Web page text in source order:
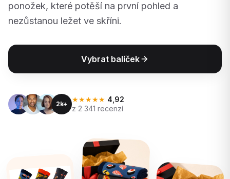
ponožek, které potěší na první pohled a
nezůstanou ležet ve skříni.
Vybrat balíček
2k+
★★★★★ 4,92
z 2 341 recenzí